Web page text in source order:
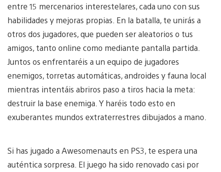
entre 15 mercenarios interestelares, cada uno con sus
habilidades y mejoras propias. En la batalla, te unirás a
otros dos jugadores, que pueden ser aleatorios o tus
amigos, tanto online como mediante pantalla partida.
Juntos os enfrentaréis a un equipo de jugadores
enemigos, torretas automáticas, androides y fauna local
mientras intentáis abriros paso a tiros hacia la meta:
destruir la base enemiga. Y haréis todo esto en
exuberantes mundos extraterrestres dibujados a mano.
Si has jugado a Awesomenauts en PS3, te espera una
auténtica sorpresa. El juego ha sido renovado casi por